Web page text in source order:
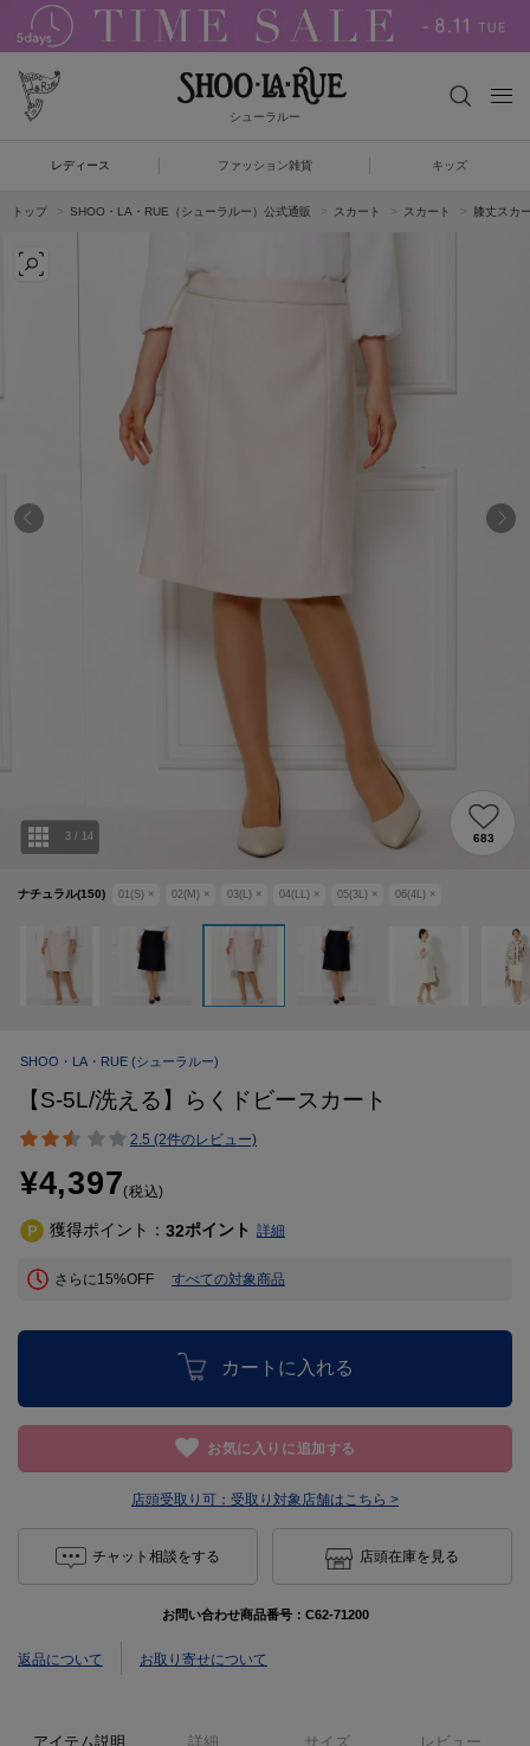
シューラルー
レディース ファッション雑貨 キッズ
トップ SHOO・LA・RUE（シューラルー）公式通販 スカート スカート 膝丈スカ
ナチュラル(150) 01(S) × 02(M) × 03(L) × 04(LL) × 05(3L) × 06(4L) ×
3 / 14 683
SHOO・LA・RUE (シューラルー)
【S-5L/洗える】らくドビースカート
2.5 (2件のレビュー)
¥4,397(税込)
獲得ポイント： 32ポイント 詳細
さらに15%OFF すべての対象商品
カートに入れる
お気に入りに追加する
店頭受取り可： 受取り対象店舗はこちら >
チャット相談をする 店頭在庫を見る
お問い合わせ商品番号： C62-71200
返品について お取り寄せについて
アイテム説明 詳細 サイズ レビュー